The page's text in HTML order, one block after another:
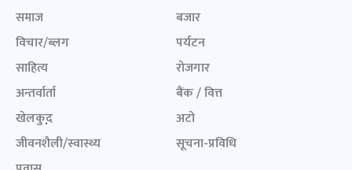
समाज
विचार/ब्लग
साहित्य
अन्तर्वार्ता
खेलकुद़़
जीवनशैली/स्वास्थ्य
बजार
पर्यटन
रोजगार
बैंक / वित्त
अटो
सूचना-प्रविधि